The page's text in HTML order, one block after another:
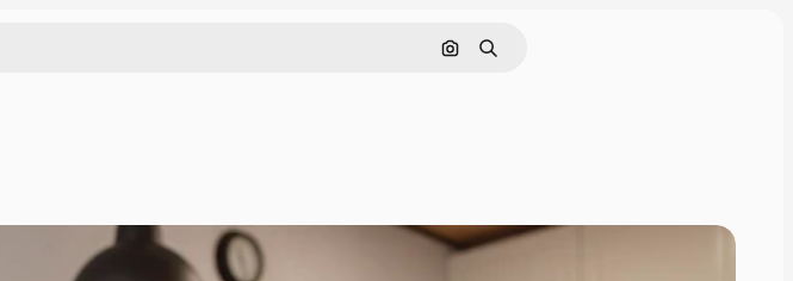
Pesquisar por imagem
Buscar